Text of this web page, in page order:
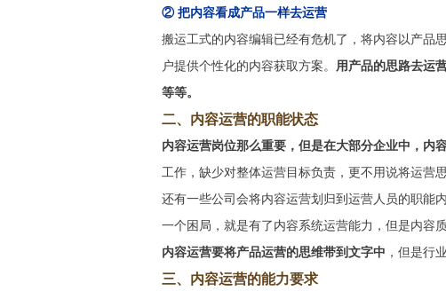
② 把内容看成产品一样去运营
搬运工式的内容编辑已经有危机了，将内容以产品
户提供个性化的内容获取方案。 用产品的思路去运
等等。
二、内容运营的职能状态
内容运营岗位那么重要，但是在大部分企业中，内
工作，缺少对整体运营目标负责，更不用说将运营
还有一些公司会将内容运营划归到运营人员的职能
一个困局，就是有了内容系统运营能力，但是内容
内容运营要将产品运营的思维带到文字中 ，但是行
三、内容运营的能力要求